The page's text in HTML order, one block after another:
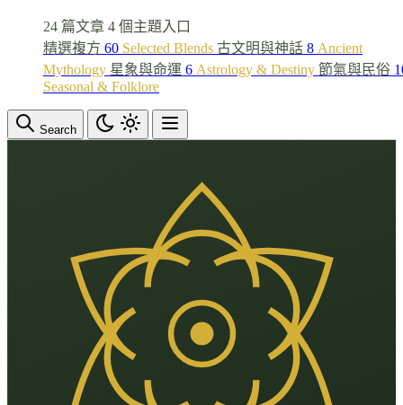
24 篇文章 4 個主題入口
精選複方 60 Selected Blends 古文明與神話 8 Ancient
Mythology 星象與命運 6 Astrology & Destiny 節氣與民俗
Seasonal & Folklore
Search